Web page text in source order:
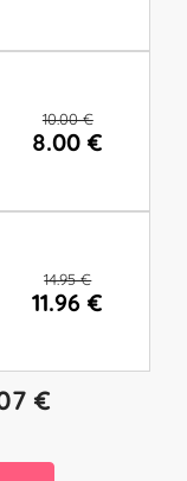
10.00 €
8.00 €
14.95 €
11.96 €
€